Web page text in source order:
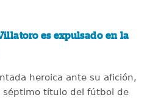
es expulsado en la
heroica ante su afición,
séptimo título del fútbol de